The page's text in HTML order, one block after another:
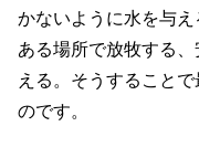
かないように水を与
ある場所で放牧する
える。そうすること
のです。